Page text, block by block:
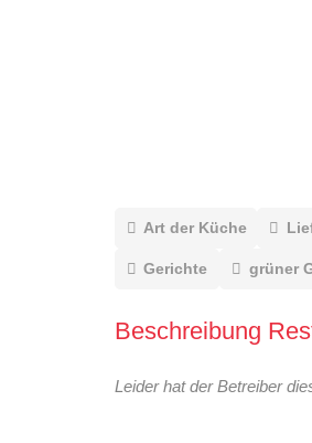
Art der Küche
Gerichte grüner
Beschreibung
Leider hat der Betreiber